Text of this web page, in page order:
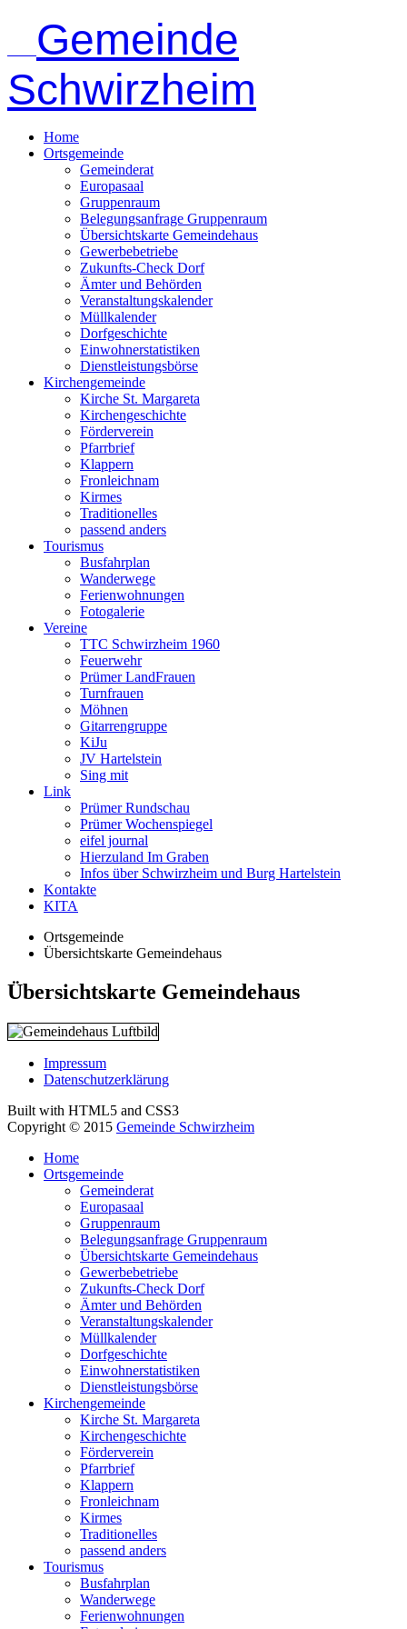
Gemeinde
Schwirzheim
Home
Ortsgemeinde
Gemeinderat
Europasaal
Gruppenraum
Belegungsanfrage Gruppenraum
Übersichtskarte Gemeindehaus
Gewerbebetriebe
Zukunfts-Check Dorf
Ämter und Behörden
Veranstaltungskalender
Müllkalender
Dorfgeschichte
Einwohnerstatistiken
Dienstleistungsbörse
Kirchengemeinde
Kirche St. Margareta
Kirchengeschichte
Förderverein
Pfarrbrief
Klappern
Fronleichnam
Kirmes
Traditionelles
passend anders
Tourismus
Busfahrplan
Wanderwege
Ferienwohnungen
Fotogalerie
Vereine
TTC Schwirzheim 1960
Feuerwehr
Prümer LandFrauen
Turnfrauen
Möhnen
Gitarrengruppe
KiJu
JV Hartelstein
Sing mit
Link
Prümer Rundschau
Prümer Wochenspiegel
eifel journal
Hierzuland Im Graben
Infos über Schwirzheim und Burg Hartelstein
Kontakte
KITA
Ortsgemeinde
Übersichtskarte Gemeindehaus
Übersichtskarte Gemeindehaus
Impressum
Datenschutzerklärung
Built with HTML5 and CSS3
Copyright © 2015 Gemeinde Schwirzheim
Home
Ortsgemeinde
Gemeinderat
Europasaal
Gruppenraum
Belegungsanfrage Gruppenraum
Übersichtskarte Gemeindehaus
Gewerbebetriebe
Zukunfts-Check Dorf
Ämter und Behörden
Veranstaltungskalender
Müllkalender
Dorfgeschichte
Einwohnerstatistiken
Dienstleistungsbörse
Kirchengemeinde
Kirche St. Margareta
Kirchengeschichte
Förderverein
Pfarrbrief
Klappern
Fronleichnam
Kirmes
Traditionelles
passend anders
Tourismus
Busfahrplan
Wanderwege
Ferienwohnungen